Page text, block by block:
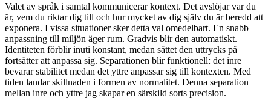
Valet av språk i samtal kommunicerar kontext. Det avslöjar var du
är, vem du riktar dig till och hur mycket av dig själv du är beredd att
exponera. I vissa situationer sker detta val omedelbart. En snabb
anpassning till miljön äger rum. Gradvis blir den automatiskt.
Identiteten förblir inuti konstant, medan sättet den uttrycks på
fortsätter att anpassa sig. Separationen blir funktionell: det inre
bevarar stabilitet medan det yttre anpassar sig till kontexten. Med
tiden landar skillnaden i formen av normalitet. Denna separation
mellan inre och yttre jag skapar en särskild sorts precision.